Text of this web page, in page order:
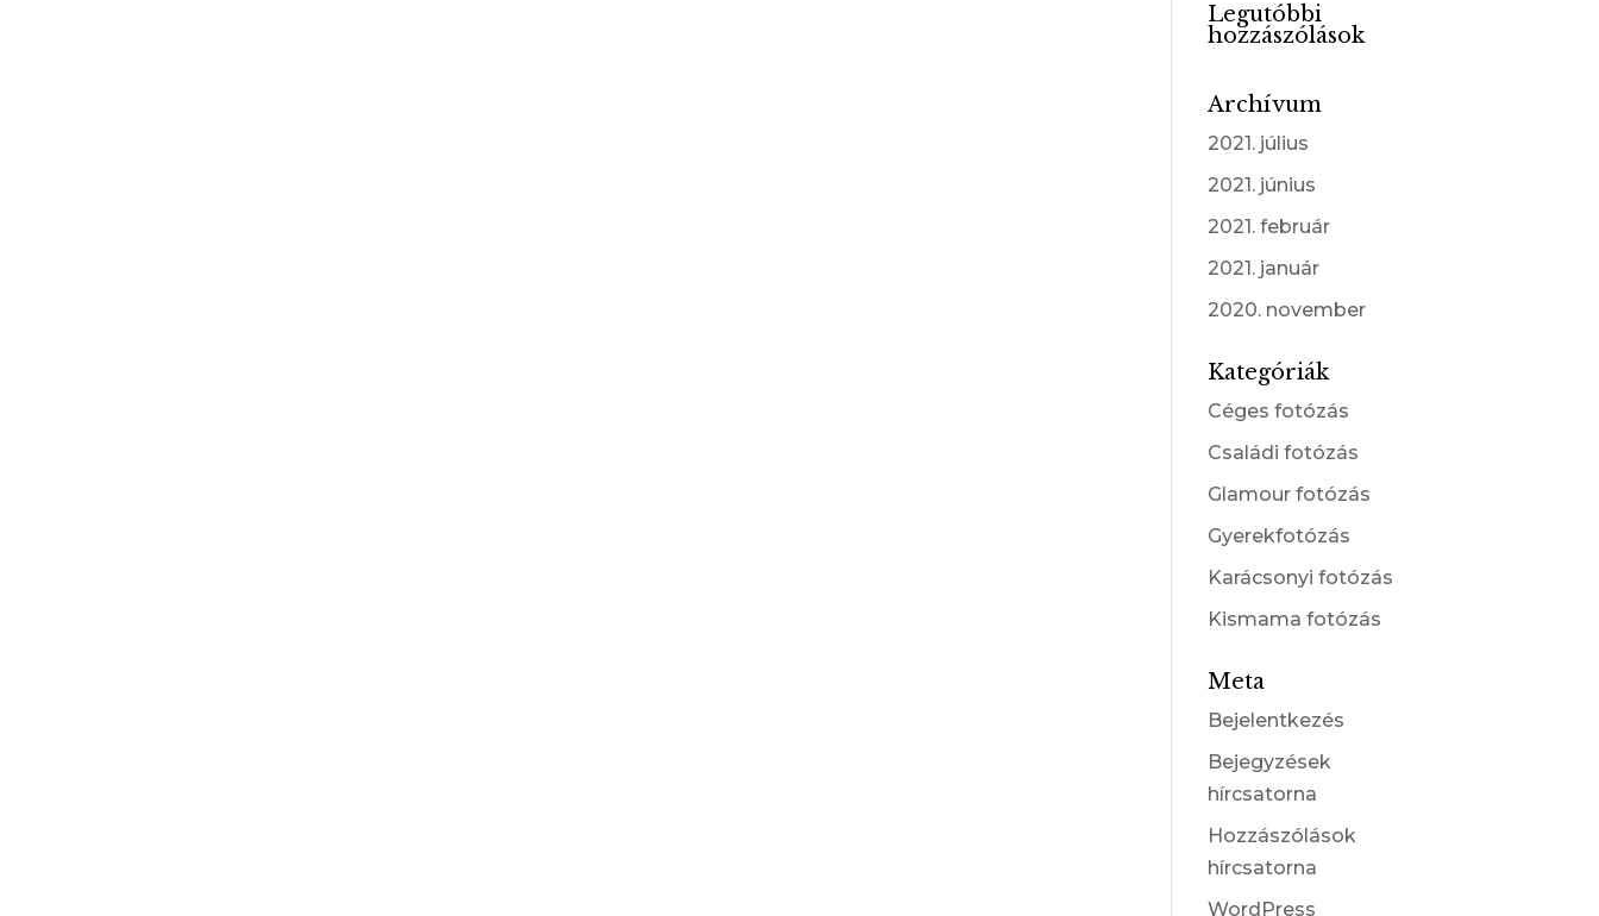
Legutóbbi
hozzászólások
Archívum
2021. július
2021. június
2021. február
2021. január
2020. november
Kategóriák
Céges fotózás
Családi fotózás
Glamour fotózás
Gyerekfotózás
Karácsonyi fotózás
Kismama fotózás
Meta
Bejelentkezés
Bejegyzések
hírcsatorna
Hozzászólások
hírcsatorna
WordPress